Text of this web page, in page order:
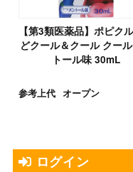
【第3類医薬品】ポピク
どクール＆クール クー
トール味 30mL
参考上代 オープン
ログイン